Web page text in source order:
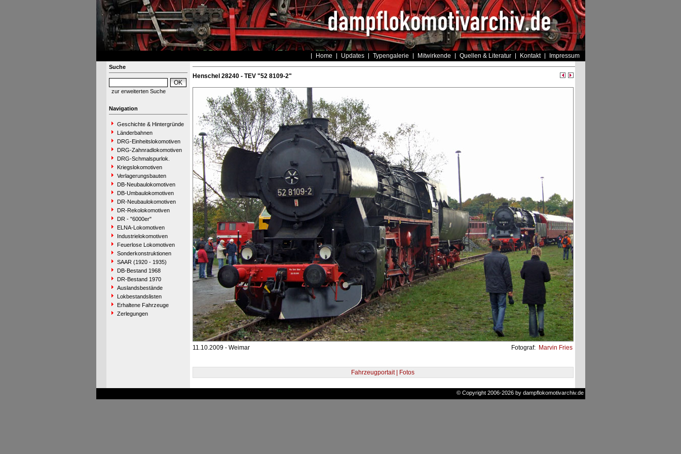
Home Updates Typengalerie Mitwirkende Quellen & Literatur Kontakt Impressum
Suche
zur erweiterten Suche
Navigation
Geschichte & Hintergründe
Länderbahnen
DRG-Einheitslokomotiven
DRG-Zahnradlokomotiven
DRG-Schmalspurlok.
Kriegslokomotiven
Verlagerungsbauten
DB-Neubaulokomotiven
DB-Umbaulokomotiven
DR-Neubaulokomotiven
DR-Rekolokomotiven
DR - "6000er"
ELNA-Lokomotiven
Industrielokomotiven
Feuerlose Lokomotiven
Sonderkonstruktionen
SAAR (1920 - 1935)
DB-Bestand 1968
DR-Bestand 1970
Auslandsbestände
Lokbestandslisten
Erhaltene Fahrzeuge
Zerlegungen
Henschel 28240 - TEV "52 8109-2"
11.10.2009 - Weimar Fotograf: Marvin Fries
Fahrzeugportait | Fotos
© Copyright 2006-2026 by dampflokomotivarchiv.de